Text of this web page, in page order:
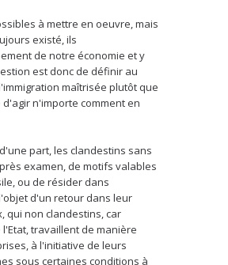
à mettre en oeuvre, mais
existé, ils
de notre économie et y
est donc de définir au
maîtrisée plutôt que
n'importe comment en
part, les clandestins sans
examen, de motifs valables
ou de résider dans
d'un retour dans leur
qui non clandestins, car
travaillent de manière
à l'initiative de leurs
sous certaines conditions à